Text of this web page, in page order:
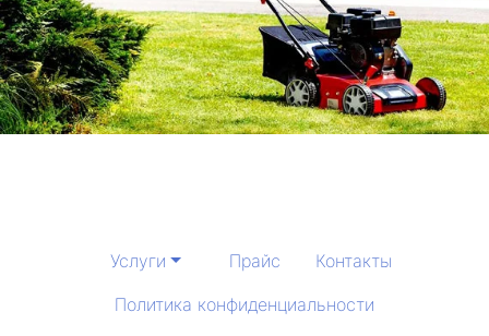
Услуги Прайс
Контакты
Политика конфиденциальности